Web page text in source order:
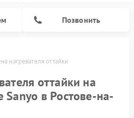
Позвонить
нагревателя оттайки
оттайки на
Sanyo в Ростове-на-